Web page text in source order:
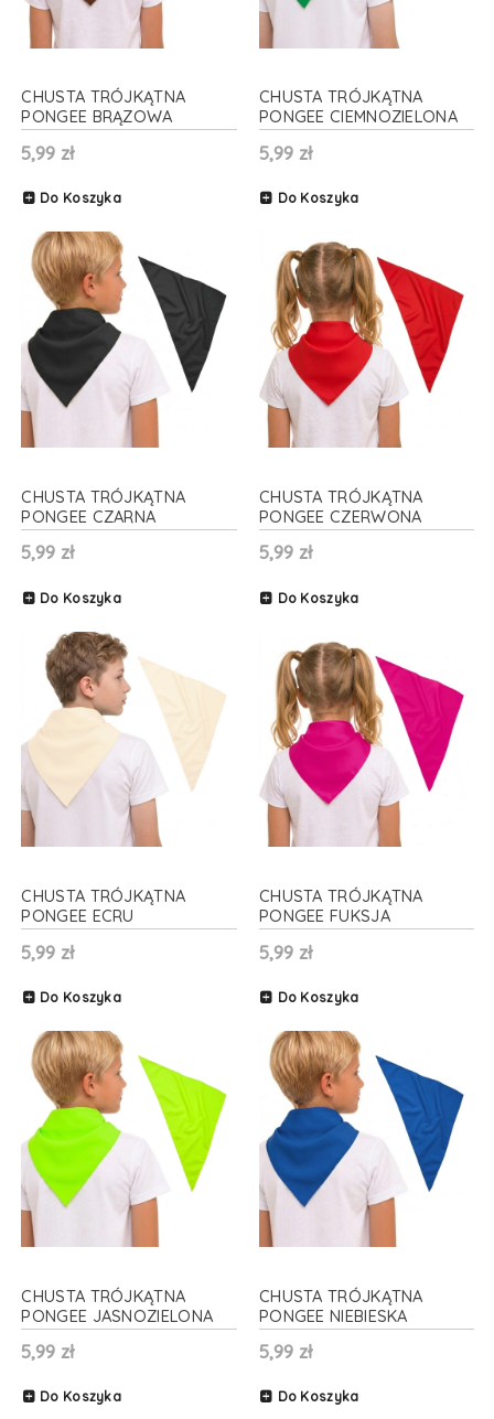
CHUSTA TRÓJKĄTNA
PONGEE BRĄZOWA
70x70x100cm
5,99 zł
Do Koszyka
CHUSTA TRÓJKĄTNA
PONGEE CIEMNOZIELONA
70x70x100cm
5,99 zł
Do Koszyka
CHUSTA TRÓJKĄTNA
PONGEE CZARNA
70x70x100cm
5,99 zł
Do Koszyka
CHUSTA TRÓJKĄTNA
PONGEE CZERWONA
70x70x100cm
5,99 zł
Do Koszyka
CHUSTA TRÓJKĄTNA
PONGEE ECRU
70x70x100cm
5,99 zł
Do Koszyka
CHUSTA TRÓJKĄTNA
PONGEE FUKSJA
70x70x100cm
5,99 zł
Do Koszyka
CHUSTA TRÓJKĄTNA
PONGEE JASNOZIELONA
70x70x100cm
5,99 zł
Do Koszyka
CHUSTA TRÓJKĄTNA
PONGEE NIEBIESKA
70x70x100cm
5,99 zł
Do Koszyka